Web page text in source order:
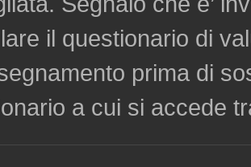
il questionario di
prima di
a cui si accede